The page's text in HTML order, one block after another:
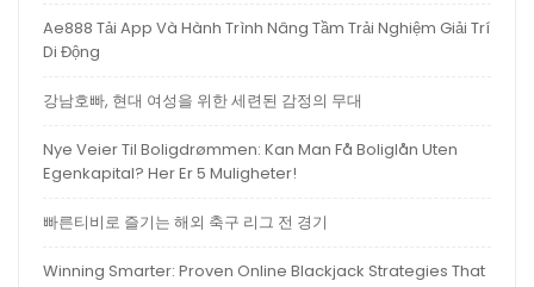
Ae888 Tải App Và Hành Trình Nâng Tầm Trải Nghiệm Giải Trí
Di Động
강남호빠, 현대 여성을 위한 세련된 감정의 무대
Nye Veier Til Boligdrømmen: Kan Man Få Boliglån Uten
Egenkapital? Her Er 5 Muligheter!
빠른티비로 즐기는 해외 축구 리그 전 경기
Winning Smarter: Proven Online Blackjack Strategies That